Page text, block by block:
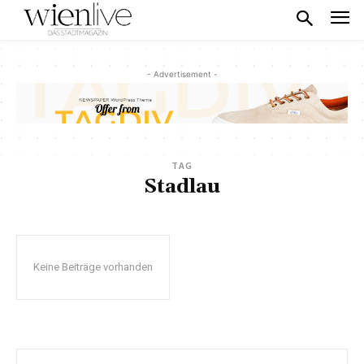
- Advertisement -
TAG
Stadlau
Keine Beiträge vorhanden